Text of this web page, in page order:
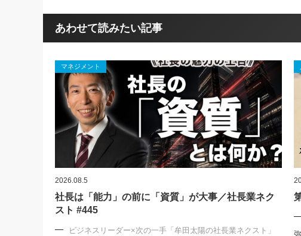
あわせて読みたい記事
マネジメント
2026.08.5
社長は「能力」の前に「資質」が大事／社長業ネク
スト #445
ビジネスリーダー×次の一手「牟田太陽の社長業ネクスト」